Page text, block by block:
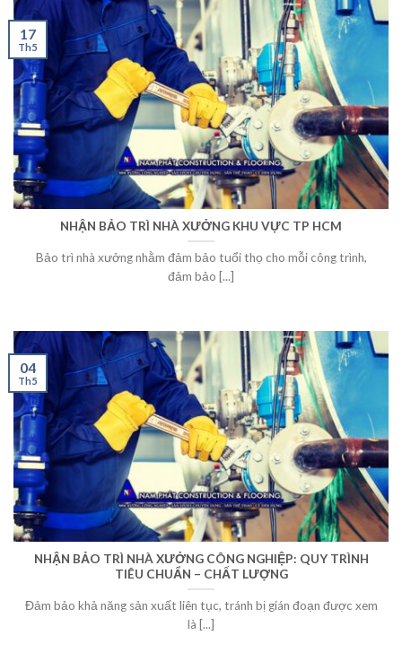
NHẬN BẢO TRÌ NHÀ XƯỞNG KHU VỰC TP HCM
Bảo trì nhà xưởng nhằm đảm bảo tuổi thọ cho mỗi công trình,
đảm bảo [...]
17
Th5
NHẬN BẢO TRÌ NHÀ XƯỞNG CÔNG NGHIỆP: QUY TRÌNH
TIÊU CHUẨN – CHẤT LƯỢNG
Đảm bảo khả năng sản xuất liên tục, tránh bị gián đoạn được xem
là [...]
04
Th5